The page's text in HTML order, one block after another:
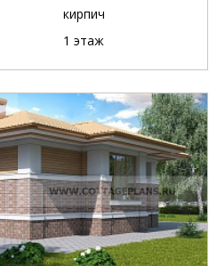
кирпич
1 этаж